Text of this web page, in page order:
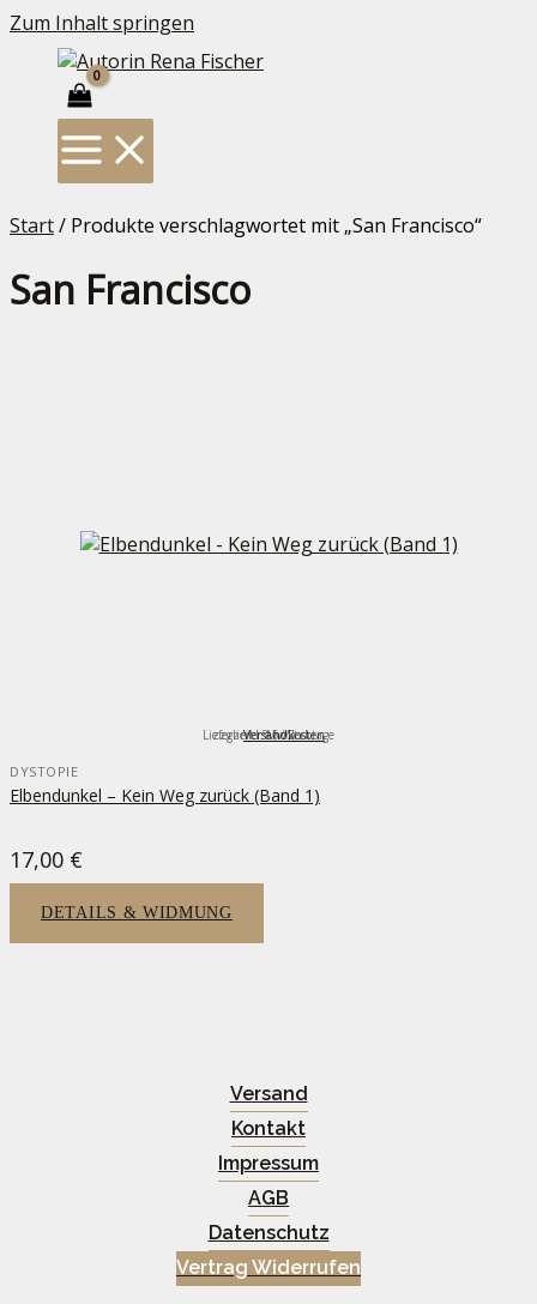
Zum Inhalt springen
Start/ Produkte verschlagwortet mit „San Francisco“
San Francisco
inkl. MwSt.
zzgl.Versandkosten
Lieferzeit:3-5 Werktage
DYSTOPIE
Elbendunkel – Kein Weg zurück (Band 1)
17,00 €
DETAILS & WIDMUNG
Versand
Kontakt
Impressum
AGB
Datenschutz
Vertrag Widerrufen